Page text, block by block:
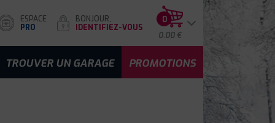
ESPACE
PRO
BONJOUR,
IDENTIFIEZ-VOUS
0
0.00 €
TROUVER UN GARAGE PROMOTIONS